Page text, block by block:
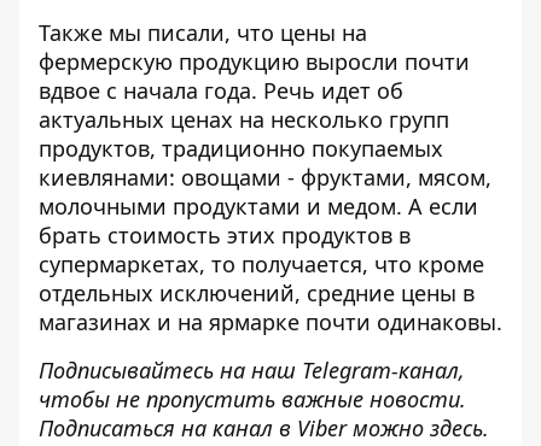
Также мы писали, что цены на
фермерскую продукцию выросли почти
вдвое с начала года. Речь идет об
актуальных ценах на несколько групп
продуктов, традиционно покупаемых
киевлянами: овощами - фруктами, мясом,
молочными продуктами и медом. А если
брать стоимость этих продуктов в
супермаркетах, то получается, что кроме
отдельных исключений, средние цены в
магазинах и на ярмарке почти одинаковы.
Подписывайтесь на наш Telegram-канал,
чтобы не пропустить важные новости.
Подписаться на канал в Viber можно здесь.